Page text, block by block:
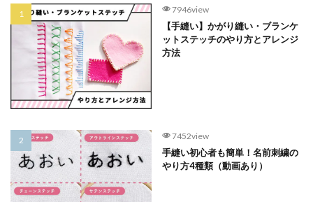
7946view
【手縫い】かがり縫い・ブランケ
ットステッチのやり方とアレンジ
方法
7452view
手縫い初心者も簡単！名前刺繍の
やり方4種類（動画あり）